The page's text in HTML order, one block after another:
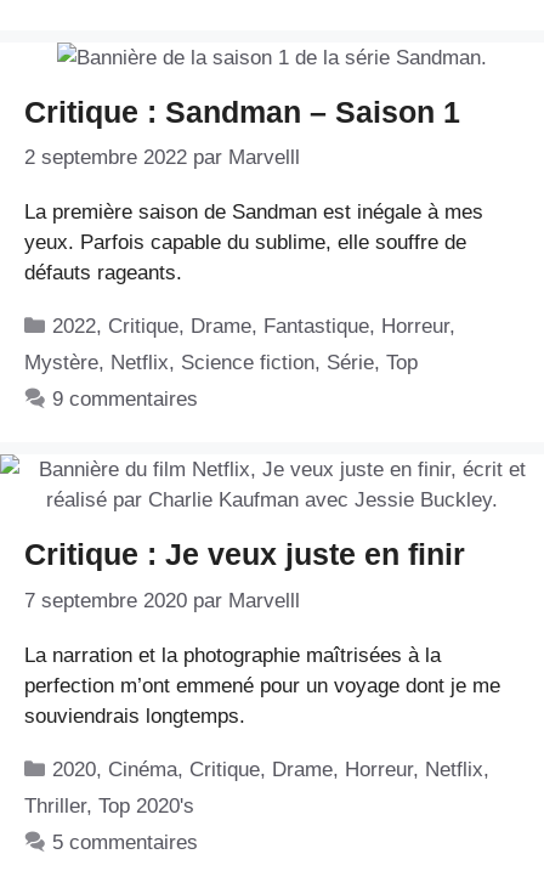
Critique : Sandman – Saison 1
2 septembre 2022 par Marvelll
La première saison de Sandman est inégale à mes
yeux. Parfois capable du sublime, elle souffre de
défauts rageants.
Catégories
2022, Critique, Drame, Fantastique, Horreur,
Mystère, Netflix, Science fiction, Série, Top
9 commentaires
Critique : Je veux juste en finir
7 septembre 2020 par Marvelll
La narration et la photographie maîtrisées à la
perfection m’ont emmené pour un voyage dont je me
souviendrais longtemps.
Catégories
2020, Cinéma, Critique, Drame, Horreur, Netflix,
Thriller, Top 2020's
5 commentaires